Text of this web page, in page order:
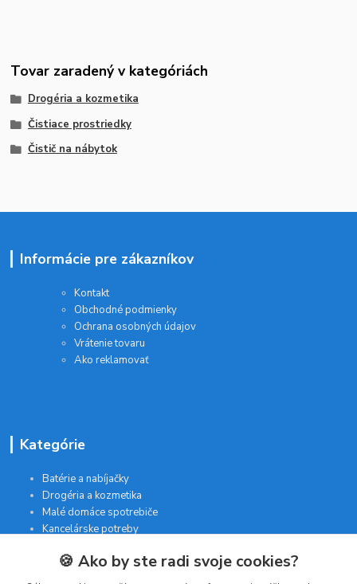
Tovar zaradený v kategóriách
Drogéria a kozmetika
Čistiace prostriedky
Čistič na nábytok
Informácie pre zákazníkov
Kontakt
Obchodné podmienky
Ochrana osobných údajov
Vrátenie tovaru
Ako reklamovať
Kategórie
Batérie a nabíjačky
Drogéria a kozmetika
Malé domáce spotrebiče
Kancelárske potreby
🍪 Ako by ste radi svoje cookies?